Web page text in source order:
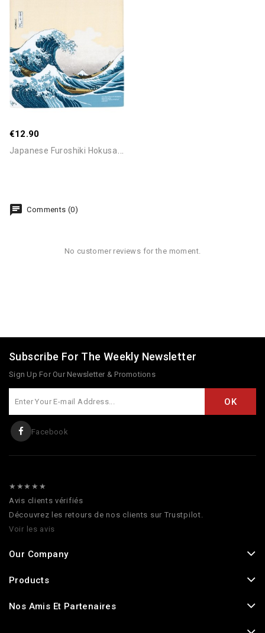
€12.90
Comments (0)
No customer reviews for the moment.
Subscribe For The Weekly Newsletter
Sign Up For Our Newsletter & Promotions
Facebook
★★★★★
Avis clients vérifiés
Découvrez les retours de nos clients sur Trustpilot.
Voir les avis
Our Company
Products
Nos Amis Et Partenaires